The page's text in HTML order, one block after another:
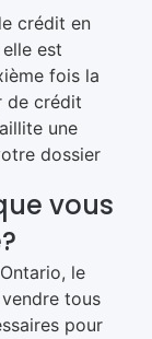
crédit en
est
fois la
de crédit
une
dossier
vous
le
tous
pour